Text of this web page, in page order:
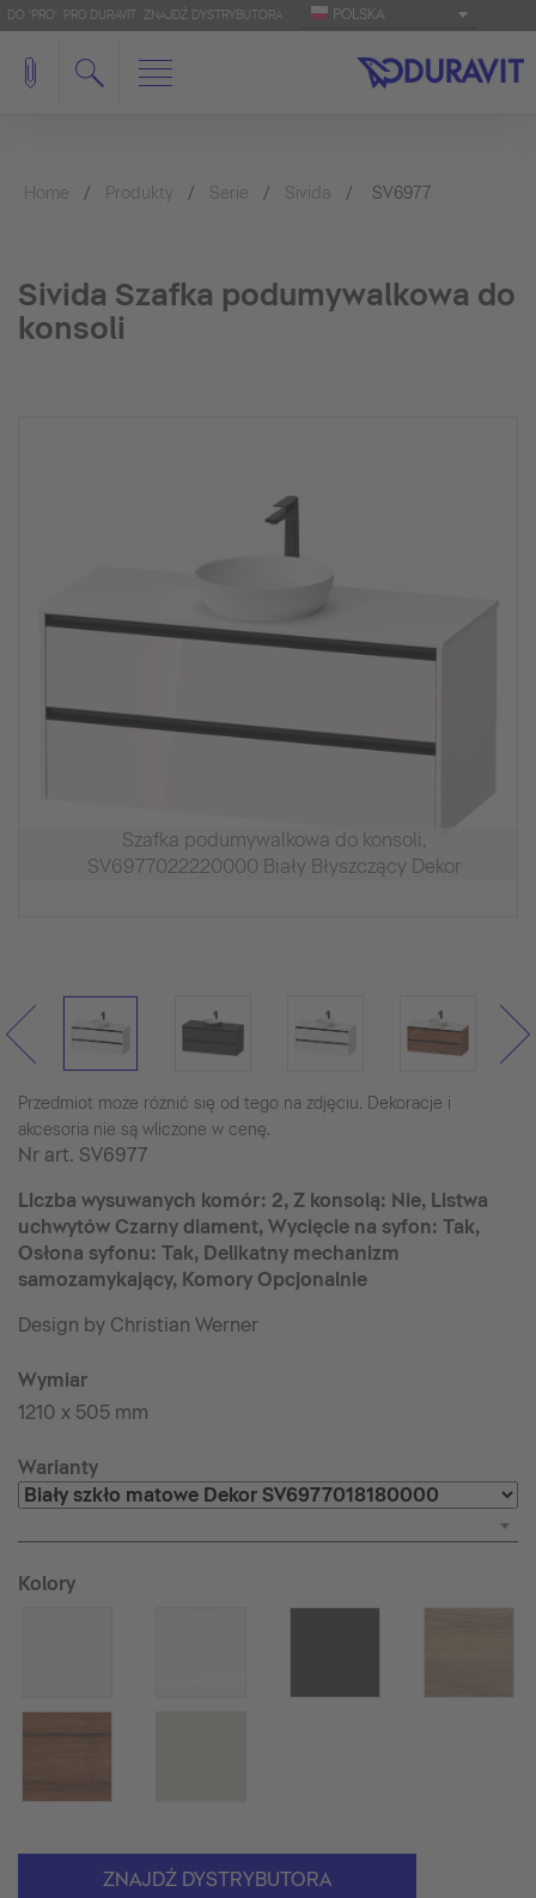
DO 'PRO': PRO.DURAVIT ZNAJDŹ DYSTRYBUTORA POLSKA
Home Produkty Serie Sivida SV6977
Sivida Szafka podumywalkowa do
konsoli
Szafka podumywalkowa do konsoli,
SV6977022220000 Biały Błyszczący Dekor
Przedmiot może różnić się od tego na zdjęciu. Dekoracje i
akcesoria nie są wliczone w cenę.
Nr art. SV6977
Liczba wysuwanych komór: 2, Z konsolą: Nie, Listwa
uchwytów Czarny diament, Wycięcie na syfon: Tak,
Osłona syfonu: Tak, Delikatny mechanizm
samozamykający, Komory Opcjonalnie
Design by Christian Werner
Wymiar
1210 x 505 mm
Warianty
Kolory
ZNAJDŹ DYSTRYBUTORA